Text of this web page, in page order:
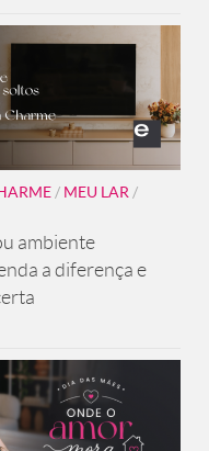
/ MEU LAR /
ambiente
a diferença e